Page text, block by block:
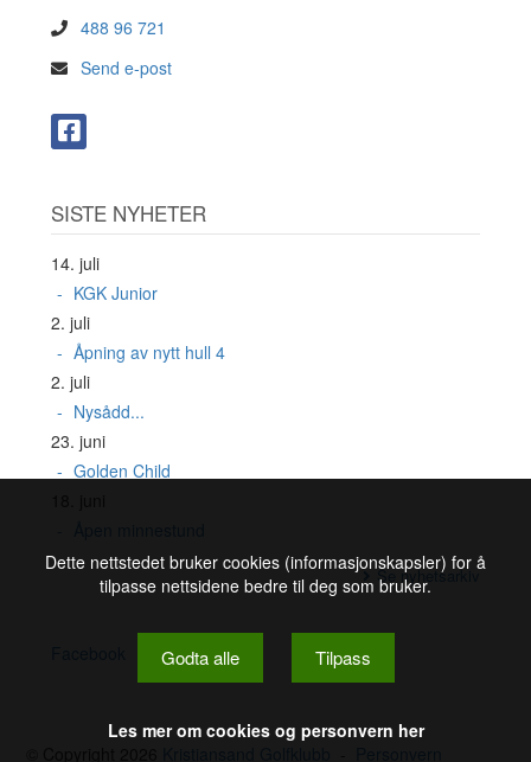
488 96 721
Send e-post
SISTE NYHETER
14. juli
KGK Junior
2. juli
Åpning av nytt hull 4
2. juli
Nysådd...
23. juni
Golden Child
Se nyhetsarkiv
Dette nettstedet bruker cookies (informasjonskapsler) for å
tilpasse nettsidene bedre til deg som bruker.
Godta alle Tilpass
Les mer om cookies og personvern her